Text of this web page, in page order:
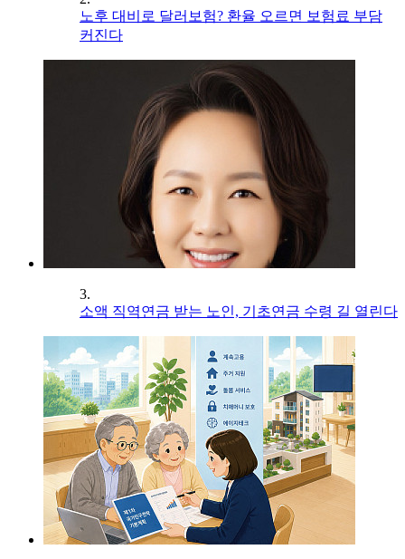
노후 대비로 달러보험? 환율 오르면 보험료 부담
커진다
3.
소액 직역연금 받는 노인, 기초연금 수령 길 열린다